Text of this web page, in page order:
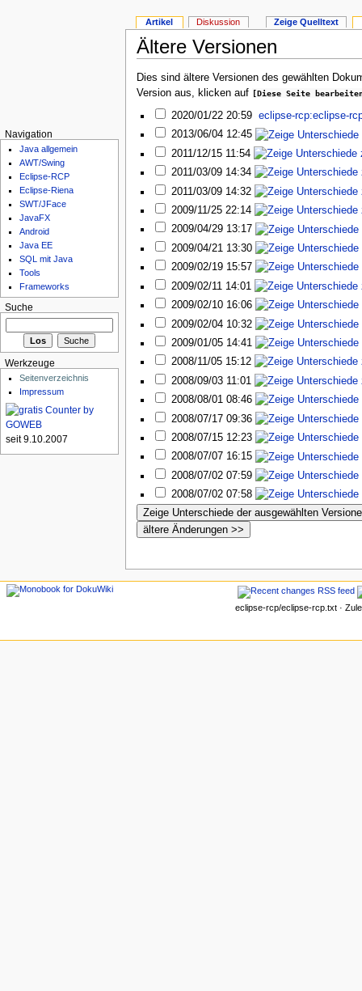
Ältere Versionen
Dies sind ältere Versionen des gewählten
Version aus, klicken auf [Diese Seite
2020/01/22 20:59 eclipse-rcp:eclipse-
2013/06/04 12:45
2011/12/15 11:54
2011/03/09 14:34
2011/03/09 14:32
2009/11/25 22:14
2009/04/29 13:17
2009/04/21 13:30
2009/02/19 15:57
2009/02/11 14:01
2009/02/10 16:06
2009/02/04 10:32
2009/01/05 14:41
2008/11/05 15:12
2008/09/03 11:01
2008/08/01 08:46
2008/07/17 09:36
2008/07/15 12:23
2008/07/07 16:15
2008/07/02 07:59
2008/07/02 07:58
Artikel Diskussion Zeige Quelltext
Navigation
Java allgemein
AWT/Swing
Eclipse-RCP
Eclipse-Riena
SWT/JFace
JavaFX
Android
Java EE
SQL mit Java
Tools
Frameworks
Suche
Werkzeuge
Seitenverzeichnis
Impressum
seit 9.10.2007
eclipse-rcp/eclipse-rcp.txt ·